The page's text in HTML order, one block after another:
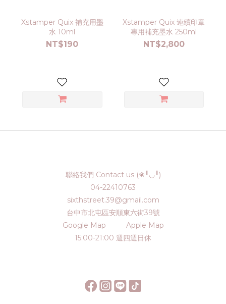
Xstamper Quix 補充用墨
水 10ml
NT$190
Xstamper Quix 連續印章
專用補充墨水 250ml
NT$2,800
聯絡我們 Contact us (❀╹◡╹)
04-22410763
sixthstreet.39@gmail.com
台中市北屯區安順東六街39號
Google Map
Apple Map
15:00-21:00 週四週日休